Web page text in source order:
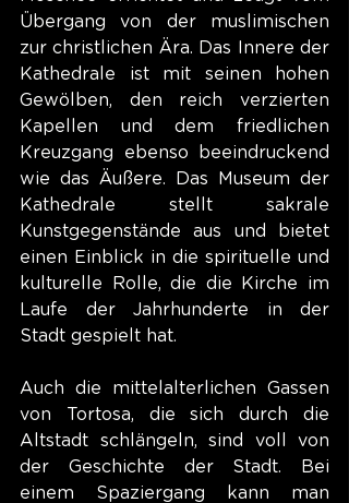
Übergang von der muslimischen
zur christlichen Ära. Das Innere der
Kathedrale ist mit seinen hohen
Gewölben, den reich verzierten
Kapellen und dem friedlichen
Kreuzgang ebenso beeindruckend
wie das Äußere. Das Museum der
Kathedrale stellt sakrale
Kunstgegenstände aus und bietet
einen Einblick in die spirituelle und
kulturelle Rolle, die die Kirche im
Laufe der Jahrhunderte in der
Stadt gespielt hat.
Auch die mittelalterlichen Gassen
von Tortosa, die sich durch die
Altstadt schlängeln, sind voll von
der Geschichte der Stadt. Bei
einem Spaziergang kann man